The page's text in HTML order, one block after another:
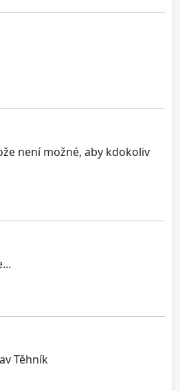
není možné, aby kdokoliv
Těhník